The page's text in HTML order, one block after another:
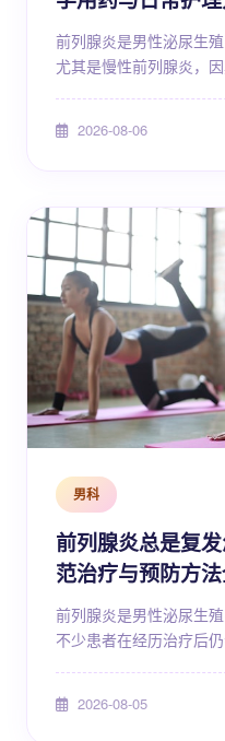
前列腺炎是男性泌尿生
尤其是慢性前列腺炎，
痛、会阴不适等表现，
作的原因、规范治疗原
行详细阐述，帮助...
2026-08-06
男科
前列腺炎总是复
范治疗与预防方
前列腺炎是男性泌尿生
不少患者在经历治疗后
其背后的原因、掌握规
2026-08-05